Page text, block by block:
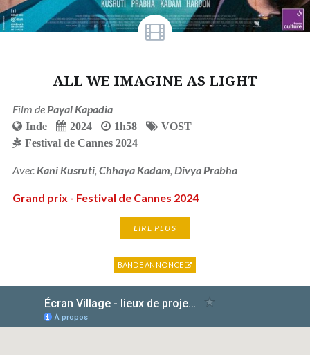
ALL WE IMAGINE AS LIGHT
Film de Payal Kapadia
Inde 2024 1h58
VOST
Festival de Cannes 2024
Avec Kani Kusruti, Chhaya Kadam Divya Prabha
Grand prix - Festival de Cannes 2024
LIRE PLUS
BANDE ANNONCE